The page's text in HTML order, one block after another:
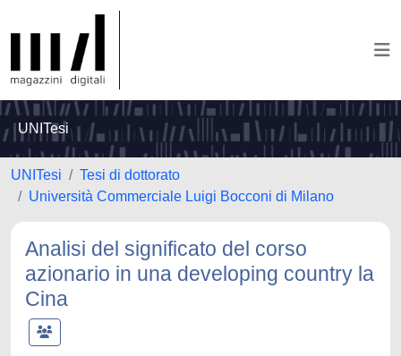
UNITesi
UNITesi
Tesi di dottorato
Università Commerciale Luigi Bocconi di Milano
Analisi del significato del corso
azionario in una developing country la
Cina